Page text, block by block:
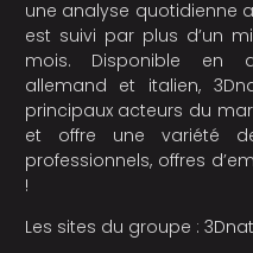
une analyse quotidienne
est suivi par plus d’un
mois. Disponible en
allemand et italien,
principaux acteurs du
et offre une variété
professionnels, offres
!
Les sites du groupe :